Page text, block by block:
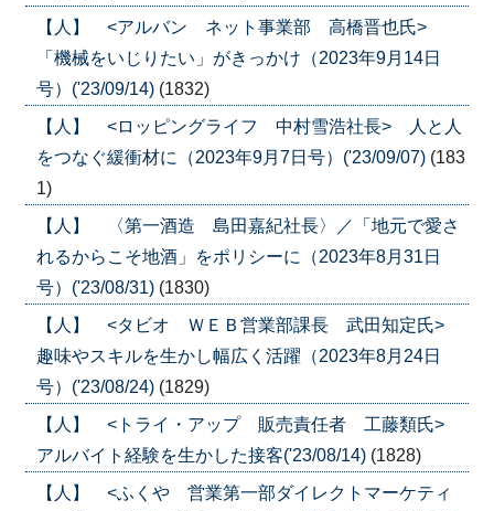
【人】 <アルバン ネット事業部 高橋晋也氏>
「機械をいじりたい」がきっかけ（2023年9月14日
号）('23/09/14) (1832)
【人】 <ロッピングライフ 中村雪浩社長> 人と人
をつなぐ緩衝材に（2023年9月7日号）('23/09/07) (183
1)
【人】 〈第一酒造 島田嘉紀社長〉／「地元で愛さ
れるからこそ地酒」をポリシーに（2023年8月31日
号）('23/08/31) (1830)
【人】 <タビオ ＷＥＢ営業部課長 武田知定氏>
趣味やスキルを生かし幅広く活躍（2023年8月24日
号）('23/08/24) (1829)
【人】 <トライ・アップ 販売責任者 工藤類氏>
アルバイト経験を生かした接客('23/08/14) (1828)
【人】 <ふくや 営業第一部ダイレクトマーケティ